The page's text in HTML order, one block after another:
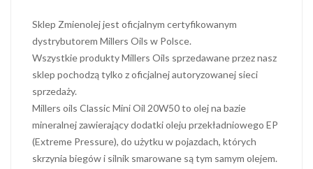
Sklep Zmienolej jest oficjalnym certyfikowanym
dystrybutorem Millers Oils w Polsce.
Wszystkie produkty Millers Oils sprzedawane przez nasz
sklep pochodzą tylko z oficjalnej autoryzowanej sieci
sprzedaży.
Millers oils Classic Mini Oil 20W50 to olej na bazie
mineralnej zawierający dodatki oleju przekładniowego EP
(Extreme Pressure), do użytku w pojazdach, których
skrzynia biegów i silnik smarowane są tym samym olejem.